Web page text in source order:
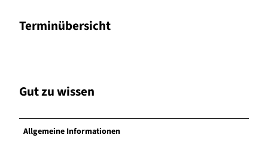
Terminübersicht
Gut zu wissen
Allgemeine Informationen